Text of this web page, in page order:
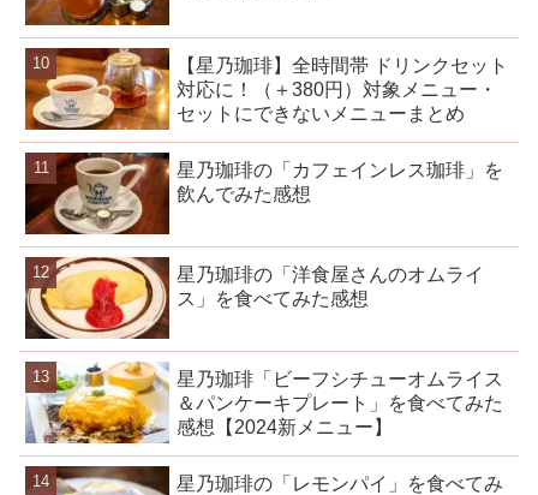
【星乃珈琲】全時間帯 ドリンクセット
対応に！（＋380円）対象メニュー・
セットにできないメニューまとめ
星乃珈琲の「カフェインレス珈琲」を
飲んでみた感想
星乃珈琲の「洋食屋さんのオムライ
ス」を食べてみた感想
星乃珈琲「ビーフシチューオムライス
＆パンケーキプレート」を食べてみた
感想【2024新メニュー】
星乃珈琲の「レモンパイ」を食べてみ